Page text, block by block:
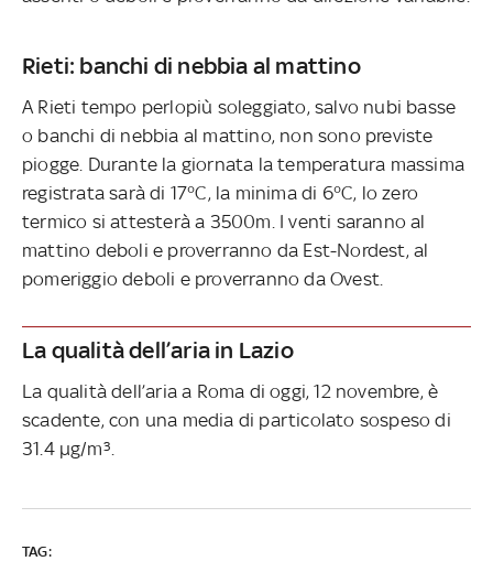
Rieti: banchi di nebbia al mattino
A Rieti tempo perlopiù soleggiato, salvo nubi basse
o banchi di nebbia al mattino, non sono previste
piogge. Durante la giornata la temperatura massima
registrata sarà di 17°C, la minima di 6°C, lo zero
termico si attesterà a 3500m. I venti saranno al
mattino deboli e proverranno da Est-Nordest, al
pomeriggio deboli e proverranno da Ovest.
La qualità dell’aria in Lazio
La qualità dell’aria a Roma di oggi, 12 novembre, è
scadente, con una media di particolato sospeso di
31.4 µg/m³.
TAG: